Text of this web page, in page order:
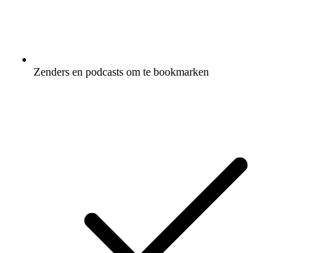
Zenders en podcasts om te bookmarken